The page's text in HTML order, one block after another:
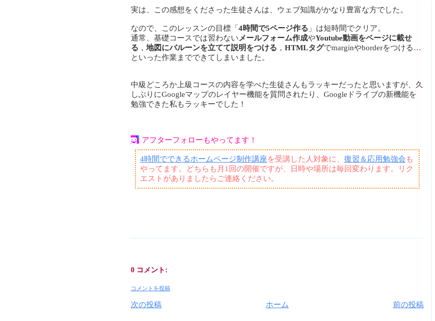
実は、この感想をくださった生徒さんは、ウェブ知識がかなり豊富な方でした。
なので、このレッスンの目標「 4時間で5ページ作る 」は短時間でクリア。
通常、基礎コースでは習わないメールフォーム作成やYoutube動画をページに載せ
る ， 地図にバルーンを立てて説明をつける ， HTMLタグでmarginやborderをつける…
といった作業までできてしまいました。
中級どころか上級コースの内容を学べた生徒さんもラッキーだったと思いますが、久
しぶりにGoogleマップのレイヤー機能を質問されたり、Googleドライブの新機能を
勉強できた私もラッキーでした！
アフターフォローもやってます！
4時間でできるホームページ制作講座を受講した人対象に、 復習＆応用勉強会 も
やってます。どちらも月1回の開催ですが、日時や場所は毎回変わります。リク
エストがありましたらご連絡ください。
0 コメント:
コメントを投稿
次の投稿 前の投稿
ホーム